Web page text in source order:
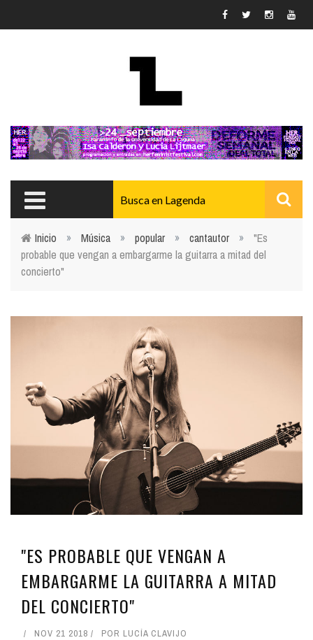
Usted está aquí
Inicio » Música » popular » cantautor »
"Es
probable que vengan a embargarme la guitarra a mitad del
concierto"
"ES PROBABLE QUE VENGAN A
EMBARGARME LA GUITARRA A MITAD
DEL CONCIERTO"
NOV 21 2018 POR LUCÍA CLAVIJO